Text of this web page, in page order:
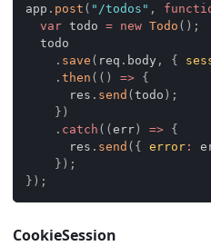
app . post ( "/todos" ,
var todo = new Todo ( ) ;
  todo
. save ( req . body , {
. then ( ( ) => {
      res
. send ( todo ) ;
} )
. catch ( ( err ) => {
      res
. send ( { error :
} ) ;
} ) ;
CookieSession